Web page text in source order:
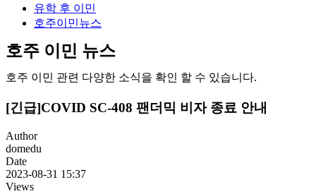
유학 후 이민
호주이민뉴스
호주 이민 뉴스
호주 이민 관련 다양한 소식을 확인 할 수 있습니다.
[긴급]COVID SC-408 팬더믹 비자 종료 안내
Author
domedu
Date
2023-08-31 15:37
Views